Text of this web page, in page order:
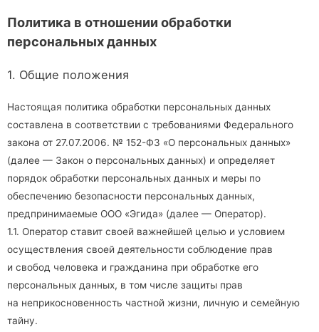
Политика в отношении обработки
персональных данных
1. Общие положения
Настоящая политика обработки персональных данных
составлена в соответствии с требованиями Федерального
закона от 27.07.2006. № 152-ФЗ «О персональных данных»
(далее — Закон о персональных данных) и определяет
порядок обработки персональных данных и меры по
обеспечению безопасности персональных данных,
предпринимаемые ООО «Эгида» (далее — Оператор).
1.1. Оператор ставит своей важнейшей целью и условием
осуществления своей деятельности соблюдение прав
и свобод человека и гражданина при обработке его
персональных данных, в том числе защиты прав
на неприкосновенность частной жизни, личную и семейную
тайну.